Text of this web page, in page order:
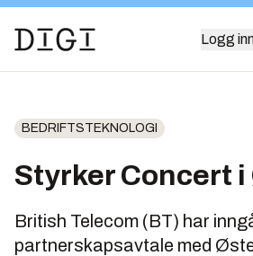
Logg
BEDRIFTSTEKNOLOGI
Styrker Concert
British Telecom (BT) har
partnerskapsavtale med